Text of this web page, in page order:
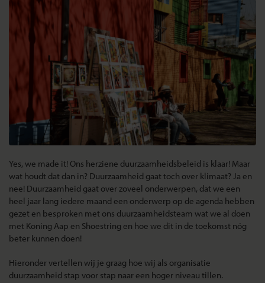
Yes, we made it! Ons herziene duurzaamheidsbeleid is klaar! Maar
wat houdt dat dan in? Duurzaamheid gaat toch over klimaat? Ja en
nee! Duurzaamheid gaat over zoveel onderwerpen, dat we een
heel jaar lang iedere maand een onderwerp op de agenda hebben
gezet en besproken met ons duurzaamheidsteam wat we al doen
met Koning Aap en Shoestring en hoe we dit in de toekomst nóg
beter kunnen doen!
Hieronder vertellen wij je graag hoe wij als organisatie
duurzaamheid stap voor stap naar een hoger niveau tillen.